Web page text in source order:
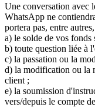
Une conversation avec
WhatsApp ne
portera pas, entre
a) le solde de vos fonds
b) toute question liée à
c) la passation ou la
d) la modification ou la
client ;
e) la soumission
vers/depuis le compte